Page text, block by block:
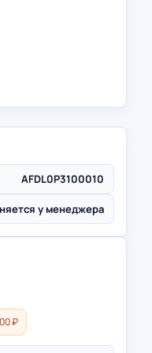
AFDL0P3100010
у менеджера
₽